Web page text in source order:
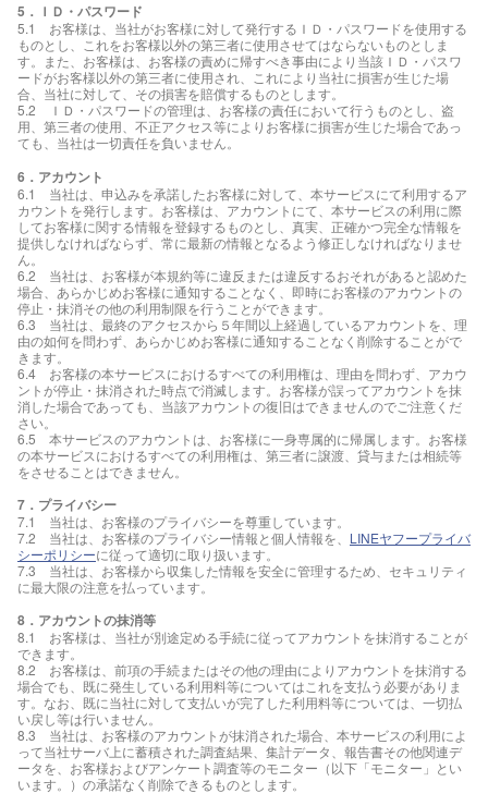
5．ＩＤ・パスワード
5.1 お客様は、当社がお客様に対して発行するＩＤ・パスワードを使用する
ものとし、これをお客様以外の第三者に使用させてはならないものとしま
す。また、お客様は、お客様の責めに帰すべき事由により当該ＩＤ・パスワ
ードがお客様以外の第三者に使用され、これにより当社に損害が生じた場
合、当社に対して、その損害を賠償するものとします。
5.2 ＩＤ・パスワードの管理は、お客様の責任において行うものとし、盗
用、第三者の使用、不正アクセス等によりお客様に損害が生じた場合であっ
ても、当社は一切責任を負いません。
6．アカウント
6.1 当社は、申込みを承諾したお客様に対して、本サービスにて利用するア
カウントを発行します。お客様は、アカウントにて、本サービスの利用に際
してお客様に関する情報を登録するものとし、真実、正確かつ完全な情報を
提供しなければならず、常に最新の情報となるよう修正しなければなりませ
ん。
6.2 当社は、お客様が本規約等に違反または違反するおそれがあると認めた
場合、あらかじめお客様に通知することなく、即時にお客様のアカウントの
停止・抹消その他の利用制限を行うことができます。
6.3 当社は、最終のアクセスから５年間以上経過しているアカウントを、理
由の如何を問わず、あらかじめお客様に通知することなく削除することがで
きます。
6.4 お客様の本サービスにおけるすべての利用権は、理由を問わず、アカウ
ントが停止・抹消された時点で消滅します。お客様が誤ってアカウントを抹
消した場合であっても、当該アカウントの復旧はできませんのでご注意くだ
さい。
6.5 本サービスのアカウントは、お客様に一身専属的に帰属します。お客様
の本サービスにおけるすべての利用権は、第三者に譲渡、貸与または相続等
をさせることはできません。
7．プライバシー
7.1 当社は、お客様のプライバシーを尊重しています。
7.2 当社は、お客様のプライバシー情報と個人情報を、 LINEヤフープライバ
シーポリシーに従って適切に取り扱います。
7.3 当社は、お客様から収集した情報を安全に管理するため、セキュリティ
に最大限の注意を払っています。
8．アカウントの抹消等
8.1 お客様は、当社が別途定める手続に従ってアカウントを抹消することが
できます。
8.2 お客様は、前項の手続またはその他の理由によりアカウントを抹消する
場合でも、既に発生している利用料等についてはこれを支払う必要がありま
す。なお、既に当社に対して支払いが完了した利用料等については、一切払
い戻し等は行いません。
8.3 当社は、お客様のアカウントが抹消された場合、本サービスの利用によ
って当社サーバ上に蓄積された調査結果、集計データ、報告書その他関連デ
ータを、お客様およびアンケート調査等のモニター（以下「モニター」とい
います。）の承諾なく削除できるものとします。